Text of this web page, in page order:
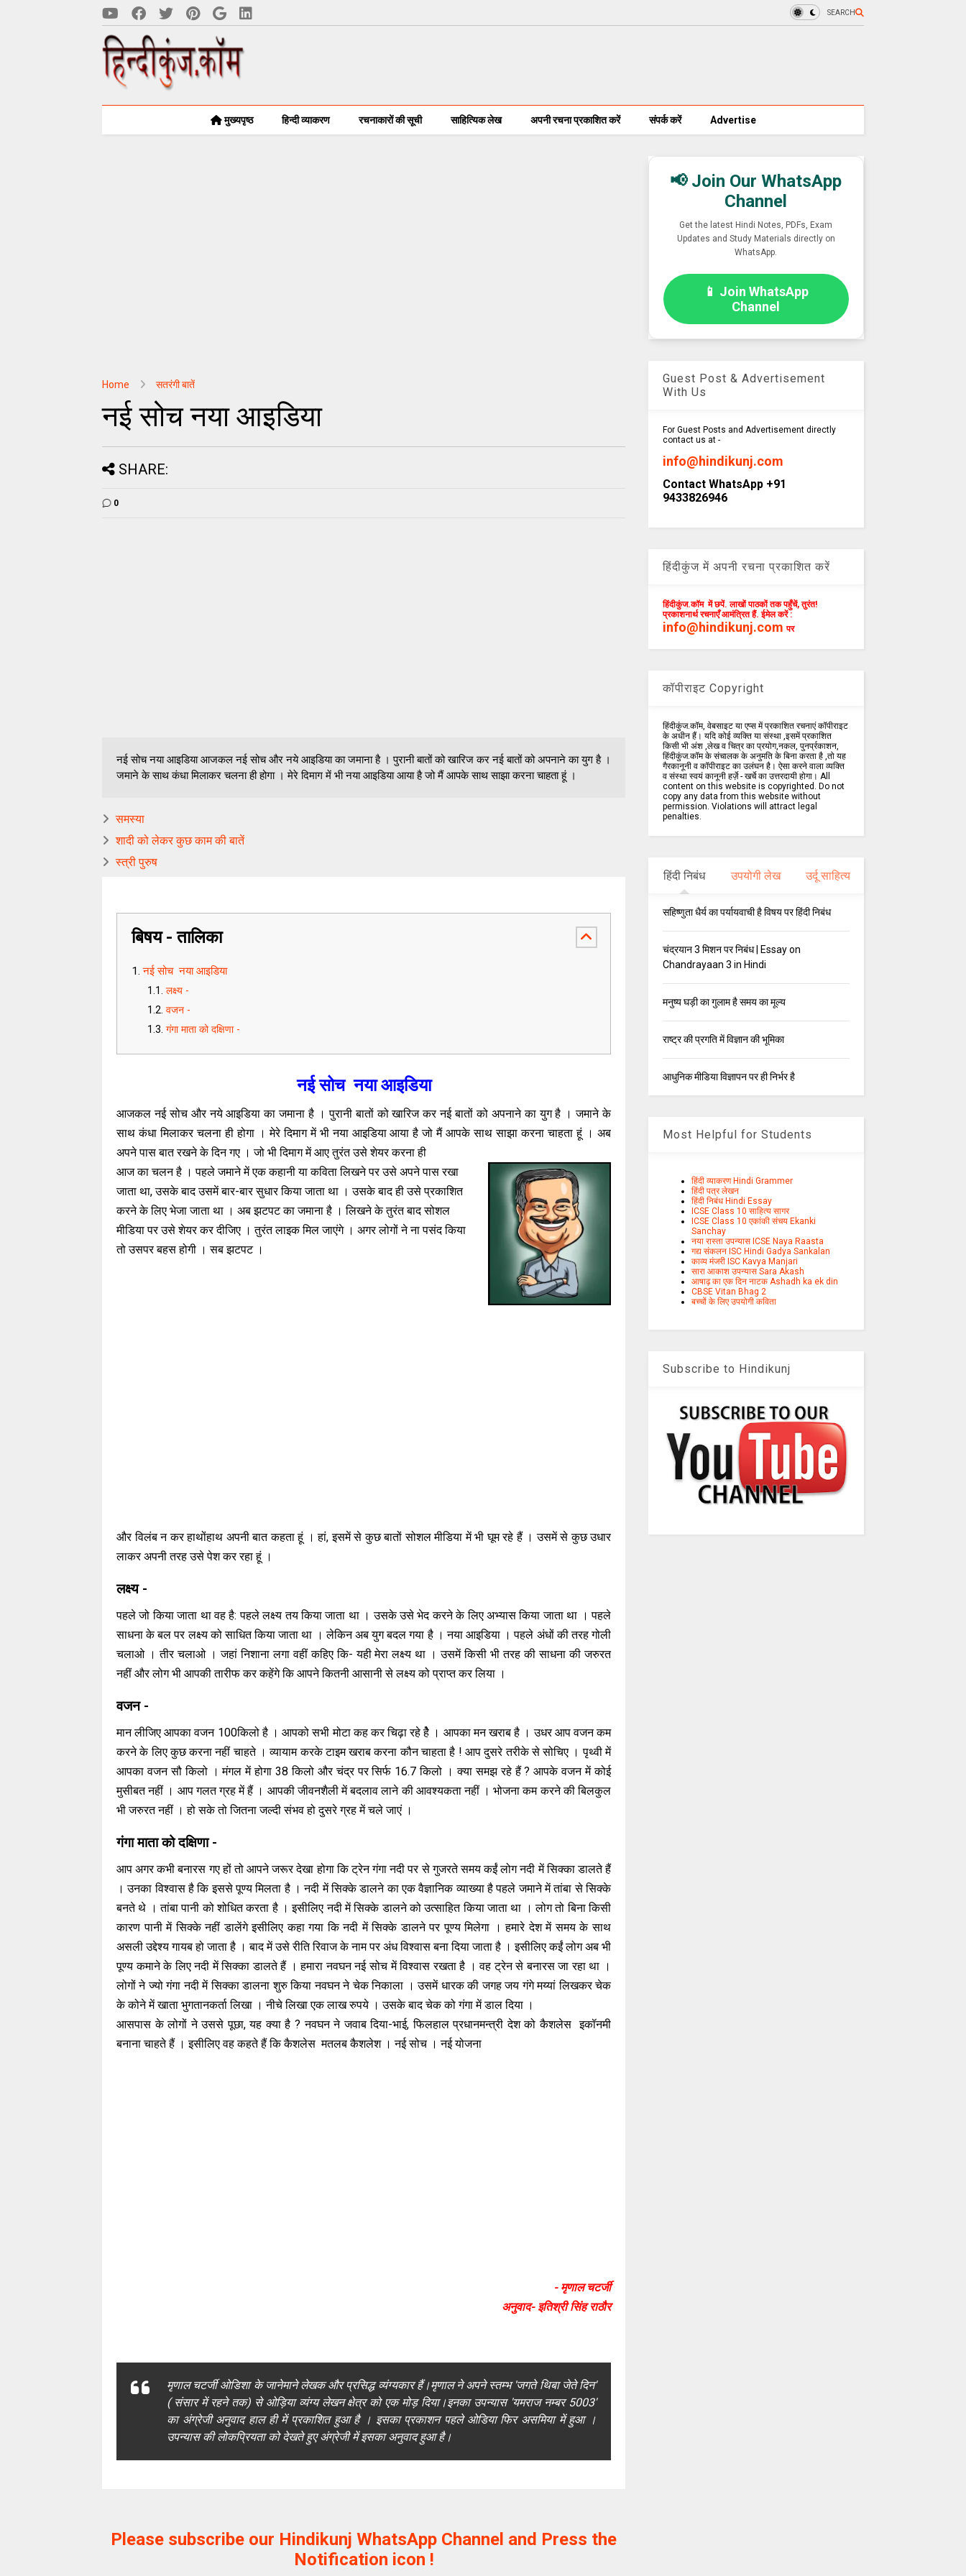
SEARCH
मुख्यपृष्ठ हिन्दी व्याकरण रचनाकारों की सूची साहित्यिक लेख अपनी रचना प्रकाशित करें संपर्क करें Advertise
Home सतरंगी बातें
नई सोच नया आइडिया
SHARE:
0
नई सोच नया आइडिया आजकल नई सोच और नये आइडिया का जमाना है । पुरानी बातों को खारिज कर नई बातों को अपनाने का युग है ।
जमाने के साथ कंधा मिलाकर चलना ही होगा । मेरे दिमाग में भी नया आइडिया आया है जो मैं आपके साथ साझा करना चाहता हूं ।
समस्या
शादी को लेकर कुछ काम की बातें
स्त्री पुरुष
बिषय - तालिका
नई सोच नया आइडिया
लक्ष्य -
वजन -
गंगा माता को दक्षिणा -
नई सोच नया आइडिया
आजकल नई सोच और नये आइडिया का जमाना है । पुरानी बातों को खारिज कर नई बातों को अपनाने का युग है । जमाने के
साथ कंधा मिलाकर चलना ही होगा । मेरे दिमाग में भी नया आइडिया आया है जो मैं आपके साथ साझा करना चाहता हूं । अब
अपने पास बात रखने के दिन गए । जो भी दिमाग में आए तुरंत उसे शेयर करना ही
आज का चलन है । पहले जमाने में एक कहानी या कविता लिखने पर उसे अपने पास रखा
जाता था, उसके बाद उसमें बार-बार सुधार किया जाता था । उसके बाद ही उसे प्रकाशित
करने के लिए भेजा जाता था । अब झटपट का जमाना है । लिखने के तुरंत बाद सोशल
मीडिया पर उसे शेयर कर दीजिए । तुरंत लाइक मिल जाएंगे । अगर लोगों ने ना पसंद किया
तो उसपर बहस होगी । सब झटपट ।
और विलंब न कर हाथोंहाथ अपनी बात कहता हूं । हां, इसमें से कुछ बातों सोशल मीडिया में भी घूम रहे हैं । उसमें से कुछ उधार
लाकर अपनी तरह उसे पेश कर रहा हूं ।
लक्ष्य -
पहले जो किया जाता था वह है: पहले लक्ष्य तय किया जाता था । उसके उसे भेद करने के लिए अभ्यास किया जाता था । पहले
साधना के बल पर लक्ष्य को साधित किया जाता था । लेकिन अब युग बदल गया है । नया आइडिया । पहले अंधों की तरह गोली
चलाओ । तीर चलाओ । जहां निशाना लगा वहीं कहिए कि- यही मेरा लक्ष्य था । उसमें किसी भी तरह की साधना की जरुरत
नहीं और लोग भी आपकी तारीफ कर कहेंगे कि आपने कितनी आसानी से लक्ष्य को प्राप्त कर लिया ।
वजन -
मान लीजिए आपका वजन 100किलो है । आपको सभी मोटा कह कर चिढ़ा रहे हैे । आपका मन खराब है । उधर आप वजन कम
करने के लिए कुछ करना नहीं चाहते । व्यायाम करके टाइम खराब करना कौन चाहता है ! आप दुसरे तरीके से सोचिए । पृथ्वी में
आपका वजन सौ किलो । मंगल में होगा 38 किलो और चंद्र पर सिर्फ 16.7 किलो । क्या समझ रहे हैं ? आपके वजन में कोई
मुसीबत नहीं । आप गलत ग्रह में हैं । आपकी जीवनशैली में बदलाव लाने की आवश्यकता नहीं । भोजना कम करने की बिलकुल
भी जरुरत नहीं । हो सके तो जितना जल्दी संभव हो दुसरे ग्रह में चले जाएं ।
गंगा माता को दक्षिणा -
आप अगर कभी बनारस गए हों तो आपने जरूर देखा होगा कि ट्रेन गंगा नदी पर से गुजरते समय कईं लोग नदी में सिक्का डालते हैं
। उनका विश्वास है कि इससे पूण्य मिलता है । नदी में सिक्के डालने का एक वैज्ञानिक व्याख्या है पहले जमाने में तांबा से सिक्के
बनते थे । तांबा पानी को शोधित करता है । इसीलिए नदी में सिक्के डालने को उत्साहित किया जाता था । लोग तो बिना किसी
कारण पानी में सिक्के नहीं डालेंगे इसीलिए कहा गया कि नदी में सिक्के डालने पर पूण्य मिलेगा । हमारे देश में समय के साथ
असली उद्देश्य गायब हो जाता है । बाद में उसे रीति रिवाज के नाम पर अंध विश्वास बना दिया जाता है । इसीलिए कईं लोग अब भी
पूण्य कमाने के लिए नदी में सिक्का डालते हैं । हमारा नवघन नई सोच में विश्वास रखता है । वह ट्रेन से बनारस जा रहा था ।
लोगों ने ज्यो गंगा नदी में सिक्का डालना शुरु किया नवघन ने चेक निकाला । उसमें धारक की जगह जय गंगे मय्यां लिखकर चेक
के कोने में खाता भुगतानकर्ता लिखा । नीचे लिखा एक लाख रुपये । उसके बाद चेक को गंगा में डाल दिया ।
आसपास के लोगों ने उससे पूछा, यह क्या है ? नवघन ने जवाब दिया-भाई, फिलहाल प्रधानमन्त्री देश को कैशलेस इकॉनमी
बनाना चाहते हैं । इसीलिए वह कहते हैं कि कैशलेस मतलब कैशलेश । नई सोच । नई योजना
- मृणाल चटर्जी
अनुवाद- इतिश्री सिंह राठौर
मृणाल चटर्जी ओडिशा के जानेमाने लेखक और प्रसिद्ध व्यंग्यकार हैं।मृणाल ने अपने स्तम्भ 'जगते थिबा जेते दिन'
( संसार में रहने तक) से ओड़िया व्यंग्य लेखन क्षेत्र को एक मोड़ दिया।इनका उपन्यास 'यमराज नम्बर 5003'
का अंग्रेजी अनुवाद हाल ही में प्रकाशित हुआ है । इसका प्रकाशन पहले ओडिया फिर असमिया में हुआ ।
उपन्यास की लोकप्रियता को देखते हुए अंग्रेजी में इसका अनुवाद हुआ है।
Please subscribe our Hindikunj WhatsApp Channel and Press the
Notification icon !
📢 Join Our WhatsApp
Channel
Get the latest Hindi Notes, PDFs, Exam
Updates and Study Materials directly on
WhatsApp.
📱 Join WhatsApp
Channel
Guest Post & Advertisement
With Us
For Guest Posts and Advertisement directly
contact us at -
info@hindikunj.com
Contact WhatsApp +91
9433826946
हिंदीकुंज में अपनी रचना प्रकाशित करें
हिंदीकुंज.कॉम में छपें. लाखों पाठकों तक पहुँचें, तुरंत!
प्रकाशनार्थ रचनाएँ आमंत्रित हैं. ईमेल करें :
info@hindikunj.com पर
कॉपीराइट Copyright
हिंदीकुंज.कॉम, वेबसाइट या एप्स में प्रकाशित रचनाएं कॉपीराइट
के अधीन हैं। यदि कोई व्यक्ति या संस्था ,इसमें प्रकाशित
किसी भी अंश ,लेख व चित्र का प्रयोग,नकल, पुनर्प्रकाशन,
हिंदीकुंज.कॉम के संचालक के अनुमति के बिना करता है ,तो यह
गैरकानूनी व कॉपीराइट का उलंघन है। ऐसा करने वाला व्यक्ति
व संस्था स्वयं कानूनी हर्ज़े - खर्चे का उत्तरदायी होगा। All
content on this website is copyrighted. Do not
copy any data from this website without
permission. Violations will attract legal
penalties.
हिंदी निबंध उपयोगी लेख उर्दू साहित्य
सहिष्णुता धैर्य का पर्यायवाची है विषय पर हिंदी निबंध
चंद्रयान 3 मिशन पर निबंध | Essay on
Chandrayaan 3 in Hindi
मनुष्य घड़ी का गुलाम है समय का मूल्य
राष्ट्र की प्रगति में विज्ञान की भूमिका
आधुनिक मीडिया विज्ञापन पर ही निर्भर है
Most Helpful for Students
हिंदी व्याकरण Hindi Grammer
हिंदी पत्र लेखन
हिंदी निबंध Hindi Essay
ICSE Class 10 साहित्य सागर
ICSE Class 10 एकांकी संचय Ekanki
Sanchay
नया रास्ता उपन्यास ICSE Naya Raasta
गद्य संकलन ISC Hindi Gadya Sankalan
काव्य मंजरी ISC Kavya Manjari
सारा आकाश उपन्यास Sara Akash
आषाढ़ का एक दिन नाटक Ashadh ka ek din
CBSE Vitan Bhag 2
बच्चों के लिए उपयोगी कविता
Subscribe to Hindikunj